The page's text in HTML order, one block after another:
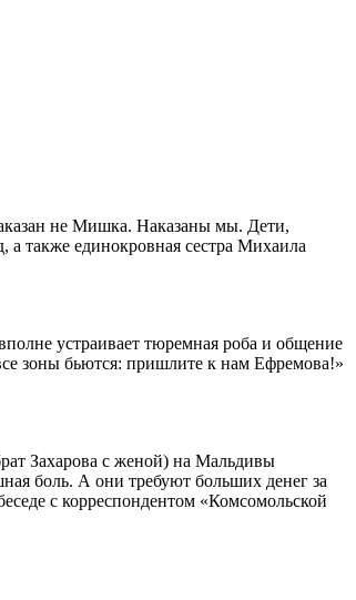
не Мишка. Наказаны мы. Дети,
а также единокровная сестра Михаила
устраивает тюремная роба и общение
зоны бьются: пришлите к нам Ефремова!»
Захарова с женой) на Мальдивы
боль. А они требуют больших денег за
с корреспондентом «Комсомольской